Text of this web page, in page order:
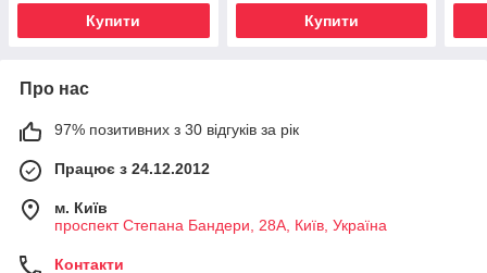
Купити Купити
Про нас
97% позитивних з 30 відгуків за рік
Працює з 24.12.2012
м. Київ
проспект Степана Бандери, 28А, Київ, Україна
Контакти